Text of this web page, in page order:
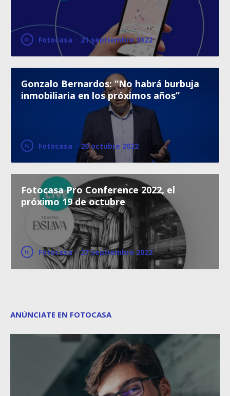
Fotocasa · 21 septiembre 2022
Gonzalo Bernardos: “No habrá burbuja
inmobiliaria en los próximos años”
Fotocasa · 20 octubre 2022
Fotocasa Pro Conference 2022, el
próximo 19 de octubre
Fotocasa · 27 septiembre 2022
ANÚNCIATE EN FOTOCASA